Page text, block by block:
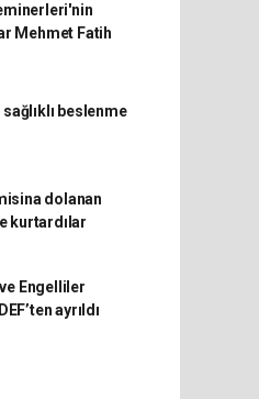
Mehmet Fatih
beslenme
dolanan
kurtardılar
Engelliler
ayrıldı